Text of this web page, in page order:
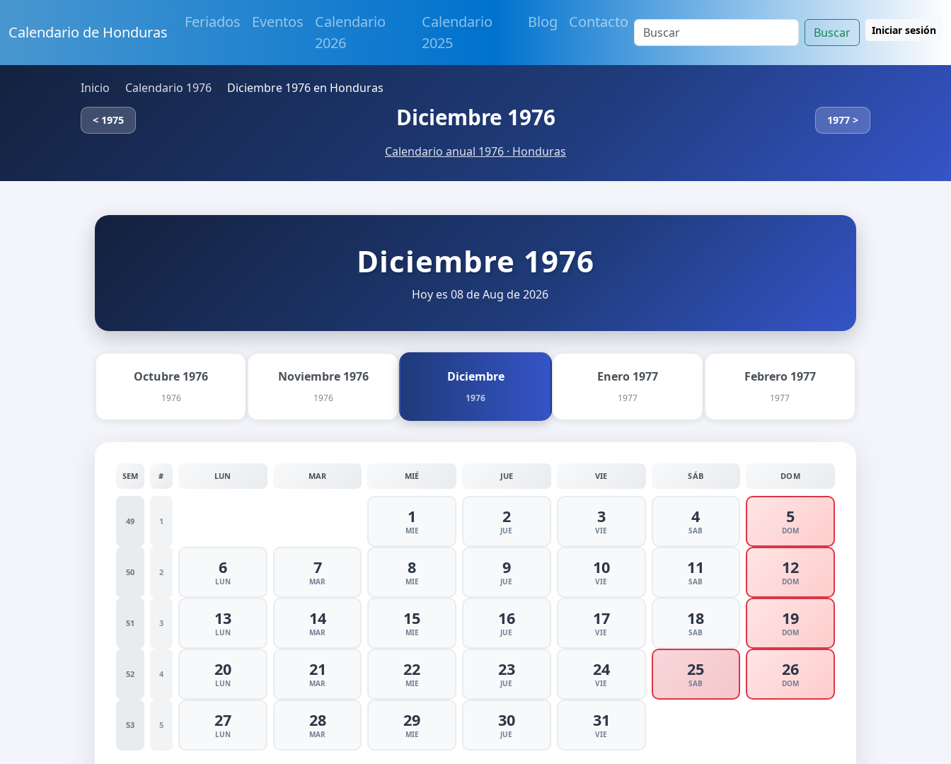
Calendario de Honduras
Feriados Eventos
Calendario
2026
Calendario
2025
Blog Contacto
Buscar Iniciar sesión
Inicio Calendario 1976 Diciembre 1976 en Honduras
< 1975 Diciembre 1976 1977 >
Calendario anual 1976 · Honduras
Diciembre 1976
Hoy es 08 de Aug de 2026
Octubre 1976
1976
Noviembre 1976
1976
Diciembre
1976
Enero 1977
1977
Febrero 1977
1977
SEM # LUN MAR MIÉ JUE VIE SÁB DOM
49 1 1
MIE
2
JUE
3
VIE
4
SAB
5
DOM
50 2 6
LUN
7
MAR
8
MIE
9
JUE
10
VIE
11
SAB
12
DOM
51 3 13
LUN
14
MAR
15
MIE
16
JUE
17
VIE
18
SAB
19
DOM
52 4 20
LUN
21
MAR
22
MIE
23
JUE
24
VIE
25
SAB
26
DOM
53 5 27
LUN
28
MAR
29
MIE
30
JUE
31
VIE